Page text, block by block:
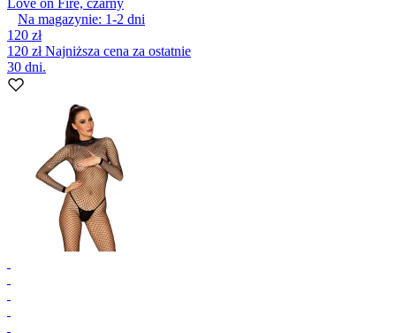
Na magazynie: 1-2 dni
120 zł
120 złNajniższa cena za ostatnie
30 dni.